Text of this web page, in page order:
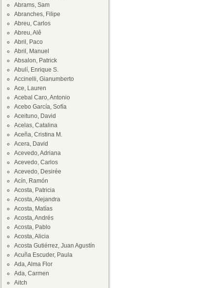
Abrams, Sam
Abranches, Filipe
Abreu, Carlos
Abreu, Alê
Abril, Paco
Abril, Manuel
Absalon, Patrick
Abulí, Enrique S.
Accinelli, Gianumberto
Ace, Lauren
Acebal Caro, Antonio
Acebo García, Sofía
Aceituno, David
Acelas, Catalina
Aceña, Cristina M.
Acera, David
Acevedo, Adriana
Acevedo, Carlos
Acevedo, Desirée
Acín, Ramón
Acosta, Patricia
Acosta, Alejandra
Acosta, Matías
Acosta, Andrés
Acosta, Pablo
Acosta, Alicia
Acosta Gutiérrez, Juan Agustín
Acuña Escuder, Paula
Ada, Alma Flor
Ada, Carmen
Aitch